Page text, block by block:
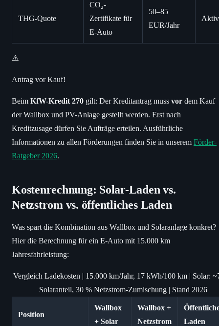
THG-Quote
CO₂-
Zertifikate für
E-Auto
50–85
EUR/Jahr
Aktiv
⚠️
Antrag vor Kauf!
Beim KfW-Kredit 270 gilt: Der Kreditantrag muss vor dem Kauf
der Wallbox und PV-Anlage gestellt werden. Erst nach
Kreditzusage dürfen Sie Aufträge erteilen. Ausführliche
Informationen zu allen Förderungen finden Sie in unserem Förder-
Ratgeber 2026.
Kostenrechnung: Solar-Laden vs.
Netzstrom vs. öffentliches Laden
Was spart die Kombination aus Wallbox und Solaranlage konkret?
Hier die Berechnung für ein E-Auto mit 15.000 km
Jahresfahrleistung:
Vergleich Ladekosten | 15.000 km/Jahr, 17 kWh/100 km | Solar:
Solaranteil, 30 % Netzstrom-Zumischung | Stand 2026
Position
Wallbox
+ Solar
Wallbox +
Netzstrom
Laden